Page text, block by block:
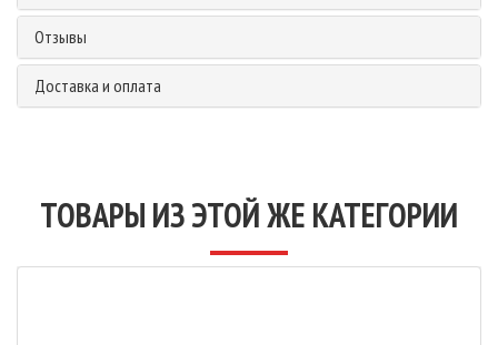
Отзывы
Доставка и оплата
ТОВАРЫ ИЗ ЭТОЙ ЖЕ КАТЕГОРИИ